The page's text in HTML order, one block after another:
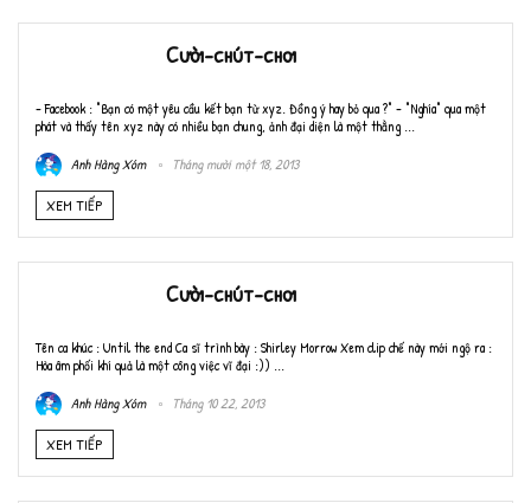
Cười-chút-chơi
- Facebook : "Bạn có một yêu cầu kết bạn từ xyz. Đồng ý hay bỏ qua ?" - "Nghía" qua một
phát và thấy tên xyz này có nhiều bạn chung, ảnh đại diện là một thằng ...
Anh Hàng Xóm
Tháng mười một 18, 2013
XEM TIẾP
Cười-chút-chơi
Tên ca khúc : Until the end Ca sĩ trình bày : Shirley Morrow Xem clip chế này mới ngộ ra :
Hòa âm phối khí quả là một công việc vĩ đại :)) ...
Anh Hàng Xóm
Tháng 10 22, 2013
XEM TIẾP